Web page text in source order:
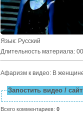
Язык: Русский
Длительность материала:
Афаризм к видео: В
Запостить видео /
Всего комментариев: 0